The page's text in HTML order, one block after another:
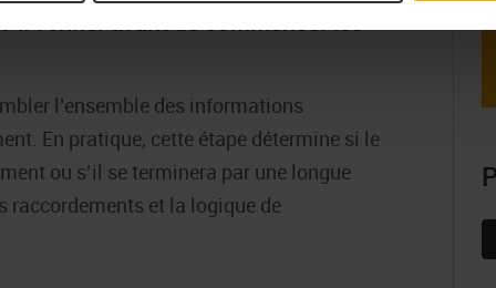
il vérifier avant de commencer les
l’ensemble des informations
En pratique, cette étape détermine si le
ou s’il se terminera par une longue
raccordements et la logique de